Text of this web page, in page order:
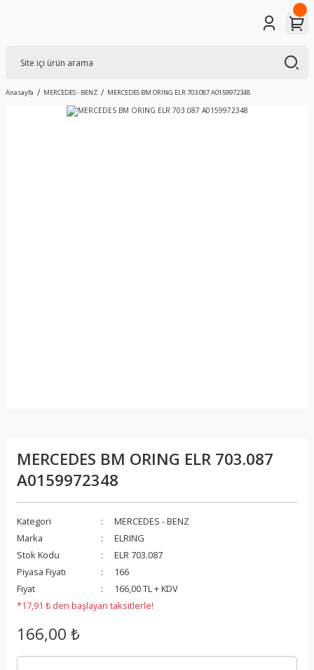
Anasayfa MERCEDES - BENZ MERCEDES BM ORING ELR 703.087 A0159972348
MERCEDES BM ORING ELR 703.087
A0159972348
Kategori
MERCEDES - BENZ
Marka
ELRING
Stok Kodu
ELR 703.087
Piyasa Fiyatı
166
Fiyat
166,00 TL + KDV
*17,91 ₺ den başlayan taksitlerle!
166,00 ₺